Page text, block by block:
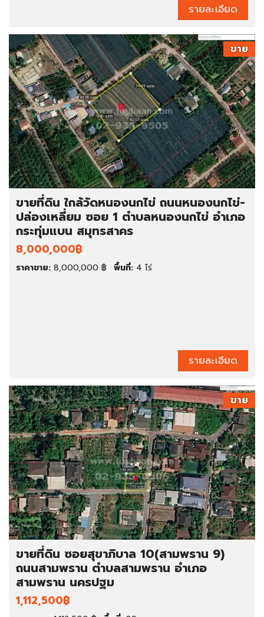
รายละเอียด
ขาย
ขายที่ดิน ใกล้วัดหนองนกไข่ ถนนหนองนกไข่-
ปล่องเหลี่ยม ซอย 1 ตำบลหนองนกไข่ อำเภอ
กระทุ่มแบน สมุทรสาคร
8,000,000฿
ราคาขาย: 8,000,000 ฿ พื้นที่: 4 ไร่
รายละเอียด
ขาย
ขายที่ดิน ซอยสุขาภิบาล 10(สามพราน 9)
ถนนสามพราน ตำบลสามพราน อำเภอ
สามพราน นครปฐม
1,112,500฿